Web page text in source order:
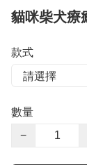
貓咪柴犬療
款式
數量
−